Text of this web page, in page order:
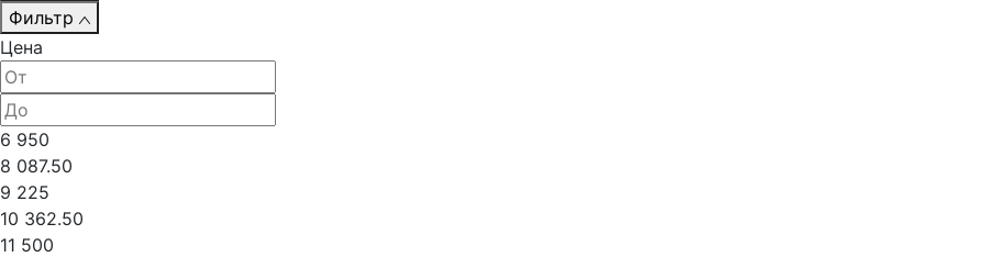
Фильтр
Цена
6 950
8 087.50
9 225
10 362.50
11 500